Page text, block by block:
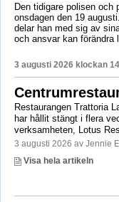
Den tidigare polisen och
onsdagen den 19
delar han med sig av
och ansvar kan förändra
3 augusti 2026 klockan
Restaurangen Trattoria
har hållit stängt i flera
verksamheten, Lotus
3 augusti 2026 av Jennie
Visa hela artikeln